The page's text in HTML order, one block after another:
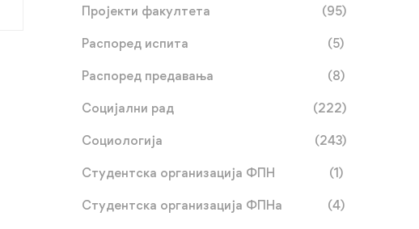
Барселони: Доц. др
Бојана Вукојевић
рад са проф. др
Италију: Студенти на
размјени у оквиру
Пројекти факултета (95)
Распоред испита (5)
Распоред предавања (8)
Социјални рад (222)
Социологија (243)
Студентска организација ФПН (1)
Студентска организација ФПНа (4)